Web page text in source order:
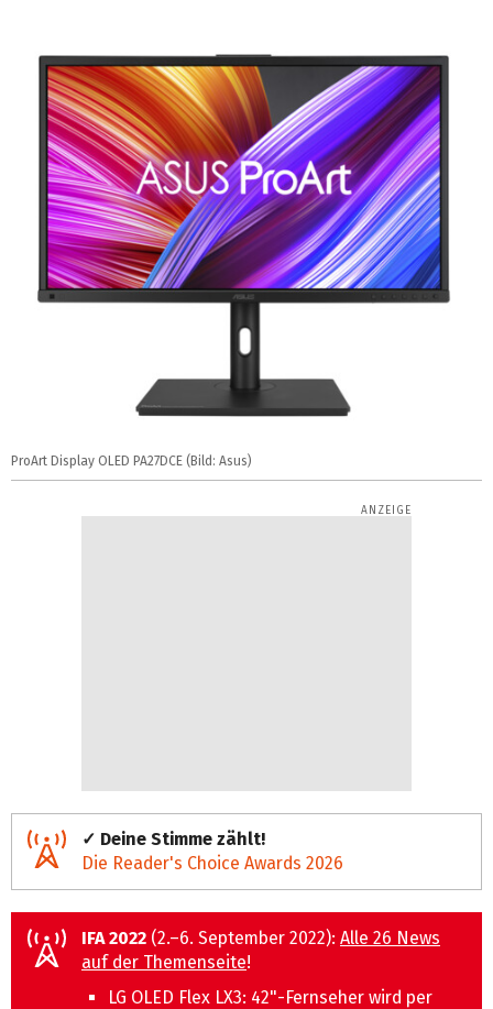
ProArt Display OLED PA27DCE (Bild: Asus)
✓ Deine Stimme zählt!
Die Reader's Choice Awards 2026
IFA 2022 (2.–6. September 2022): Alle 26 News
auf der Themenseite!
LG OLED Flex LX3: 42"-Fernseher wird per